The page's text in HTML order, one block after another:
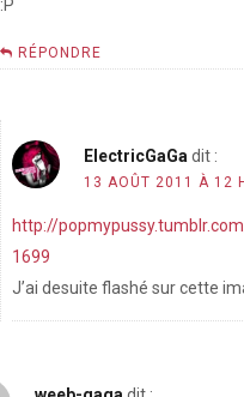
:P
RÉPONDRE
ElectricGaGa dit :
13 AOÛT 2011 À 12
http://
1699
J’ai desuite flashé sur cette